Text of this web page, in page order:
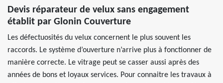
Devis réparateur de velux sans engagement
établit par Glonin Couverture
Les défectuosités du velux concernent le plus souvent les
raccords. Le système d’ouverture n’arrive plus à fonctionner de
manière correcte. Le vitrage peut se casser aussi après des
années de bons et loyaux services. Pour connaitre les travaux à